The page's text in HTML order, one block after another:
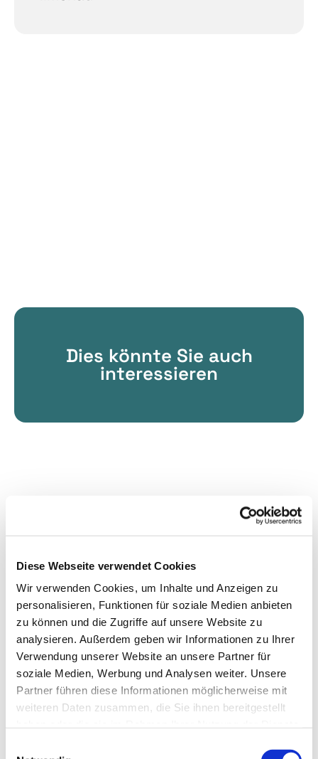
Diese Webseite verwendet Cookies
Wir verwenden Cookies, um Inhalte und Anzeigen zu
personalisieren, Funktionen für soziale Medien anbieten
zu können und die Zugriffe auf unsere Website zu
analysieren. Außerdem geben wir Informationen zu Ihrer
Verwendung unserer Website an unsere Partner für
soziale Medien, Werbung und Analysen weiter. Unsere
Partner führen diese Informationen möglicherweise mit
weiteren Daten zusammen, die Sie ihnen bereitgestellt
Dies könnte Sie auch
interessieren